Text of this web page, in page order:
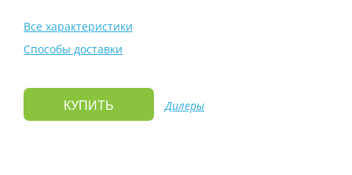
Все характеристики
Способы доставки
КУПИТЬ Дилеры